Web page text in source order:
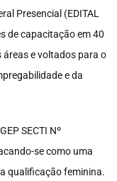
Presencial (EDITAL
de capacitação em 40
e voltados para o
e da
SECTI Nº
se como uma
qualificação feminina.